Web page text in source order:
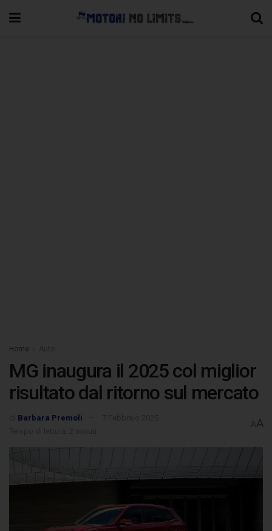
Home
MG inaugura il 2025 col miglior
risultato dal ritorno sul mercato
Barbara Premoli
AA